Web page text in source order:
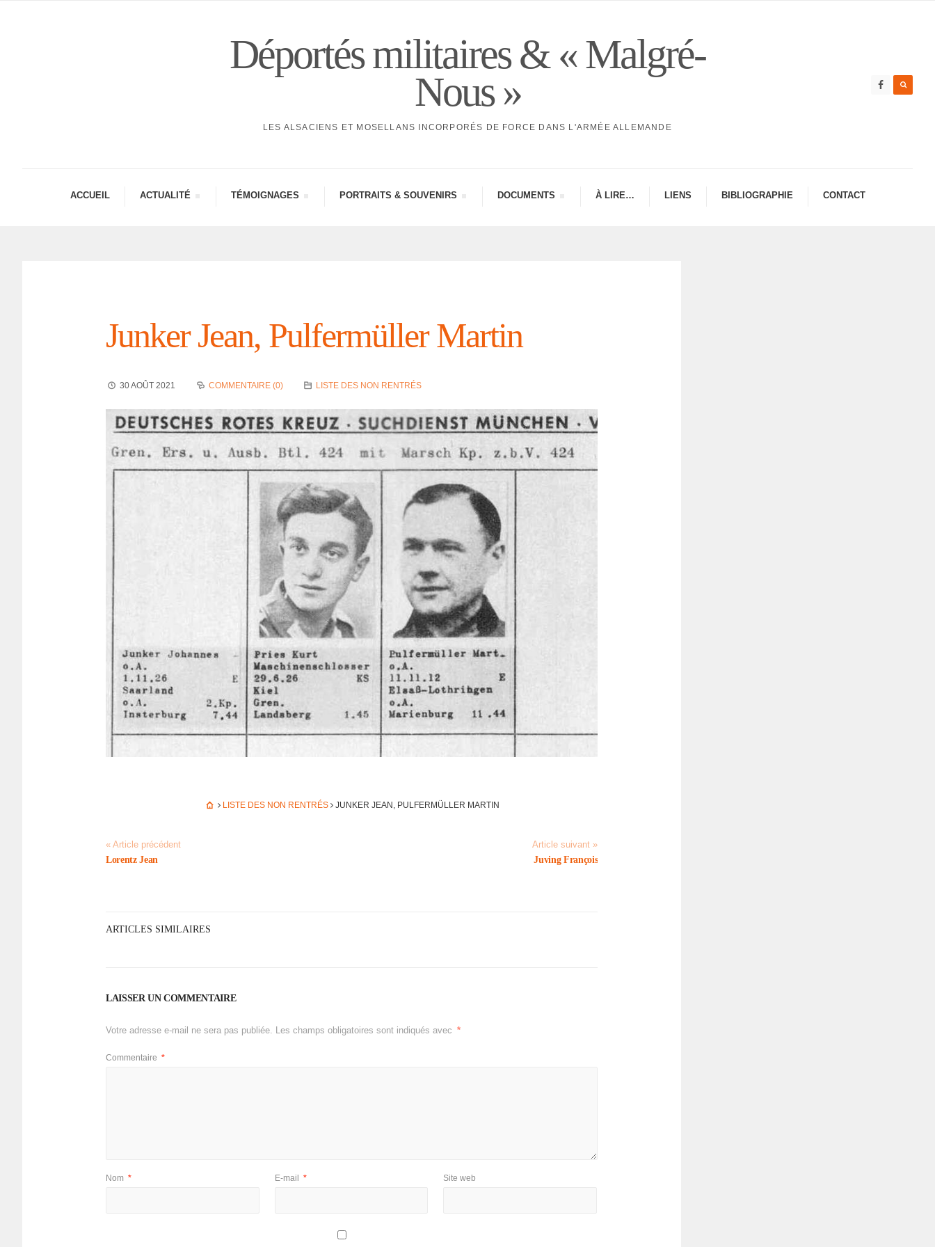
Déportés militaires & « Malgré-
Nous »
LES ALSACIENS ET MOSELLANS INCORPORÉS DE FORCE DANS L'ARMÉE ALLEMANDE
ACCUEIL ACTUA­LITÉ TÉMOI­GNAGES PORTRAITS & SOUVE­NIRS DOCU­MENTS À LIRE… LIENS BIBLIO­GRA­PHIE CONTAC­­T
Junker Jean, Pulfermül­ler Martin
30 AOÛT 2021 COMMENTAIRE (0) LISTE DES NON RENTRÉS
LISTE DES NON RENTRÉS JUNKER JEAN, PULFERMÜL­LER MARTIN
« Article précédent
Lorentz Jean
Article suivant »
Juving François
ARTICLES SIMILAIRES
LAISSER UN COMMENTAIRE
Votre adresse e-mail ne sera pas publiée. Les champs obligatoires sont indiqués avec *
Commentaire *
Nom * E-mail * Site web